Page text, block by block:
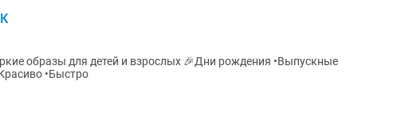
образы для детей и взрослых 🎉Дни рождения •Выпускные
•Быстро